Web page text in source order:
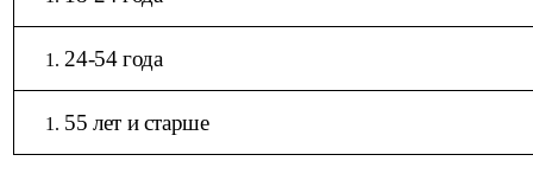
24-54 года
55 лет и старше